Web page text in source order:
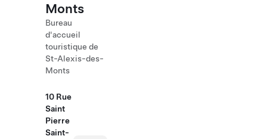
Monts
Bureau
d'accueil
touristique de
St-Alexis-des-
Monts
10 Rue
Saint
Pierre
Saint-